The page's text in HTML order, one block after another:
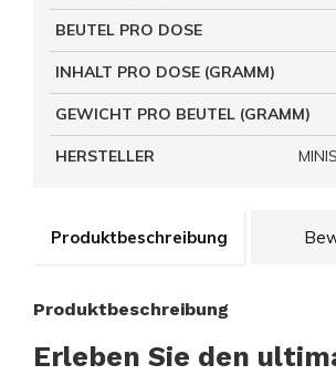
Produktbeschreibung
Produktbeschreibung
Erleben Sie den
BEUTEL PRO DOSE
INHALT PRO DOSE (GRAMM)
GEWICHT PRO BEUTEL (GRAMM)
HERSTELLER